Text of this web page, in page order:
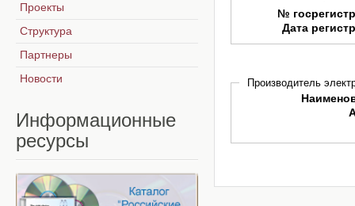
№
Дата
Производитель
Проекты
Структура
Партнеры
Новости
Информационные
ресурсы